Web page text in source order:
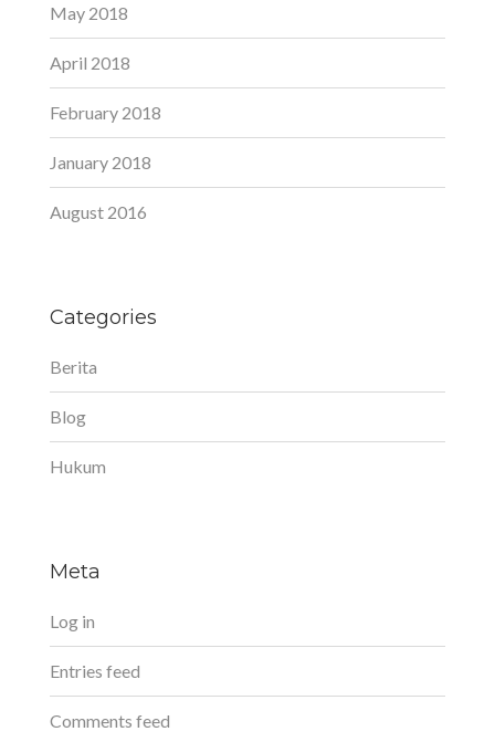
May 2018
April 2018
February 2018
January 2018
August 2016
Categories
Berita
Blog
Hukum
Meta
Log in
Entries feed
Comments feed